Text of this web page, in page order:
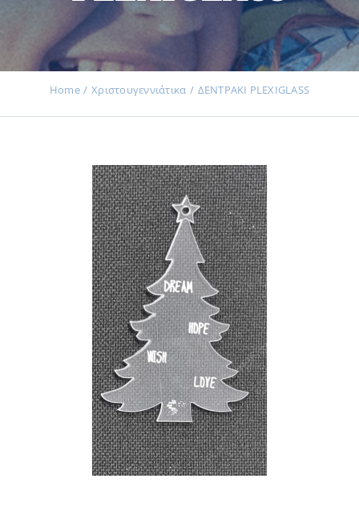
Εκδηλώσεις
Επικοινωνία
Home Χριστουγεννιάτικα ΔΕΝΤΡΑΚΙ PLEXIGLASS